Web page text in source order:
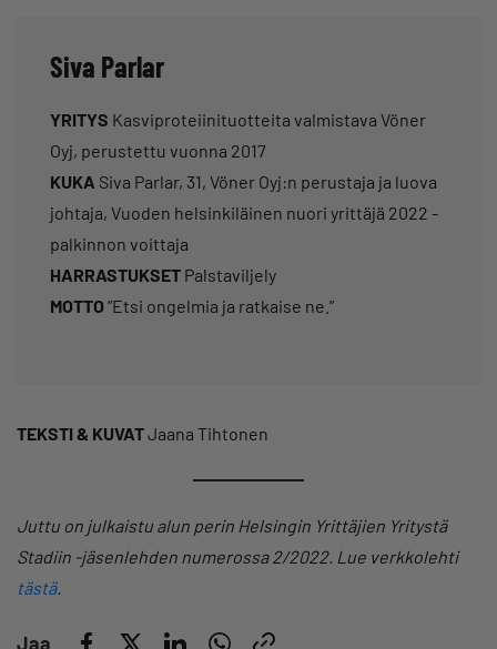
Siva Parlar
YRITYS Kasviproteiinituotteita valmistava Vöner
Oyj, perustettu vuonna 2017
KUKA Siva Parlar, 31, Vöner Oyj:n perustaja ja luova
johtaja, Vuoden helsinkiläinen nuori yrittäjä 2022 -
palkinnon voittaja
HARRASTUKSET Palstaviljely
MOTTO ”Etsi ongelmia ja ratkaise ne.”
TEKSTI & KUVATJaana Tihtonen
Juttu on julkaistu alun perin Helsingin Yrittäjien Yritystä
Stadiin -jäsenlehden numerossa 2/2022. Lue verkkolehti
tästä.
Jaa